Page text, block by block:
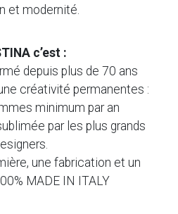
et modernité.
c’est :
depuis plus de 70 ans
créativité permanentes :
minimum par an
par les plus grands
une fabrication et un
MADE IN ITALY